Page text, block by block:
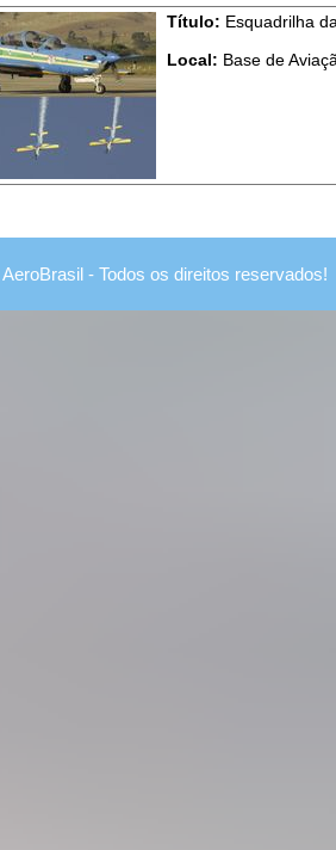
Título: Esquadrilha
Local: Base de
- Todos os direitos reservados!